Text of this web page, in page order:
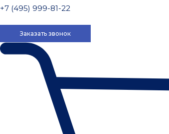
+7 (495) 999-81-22
Заказать звонок